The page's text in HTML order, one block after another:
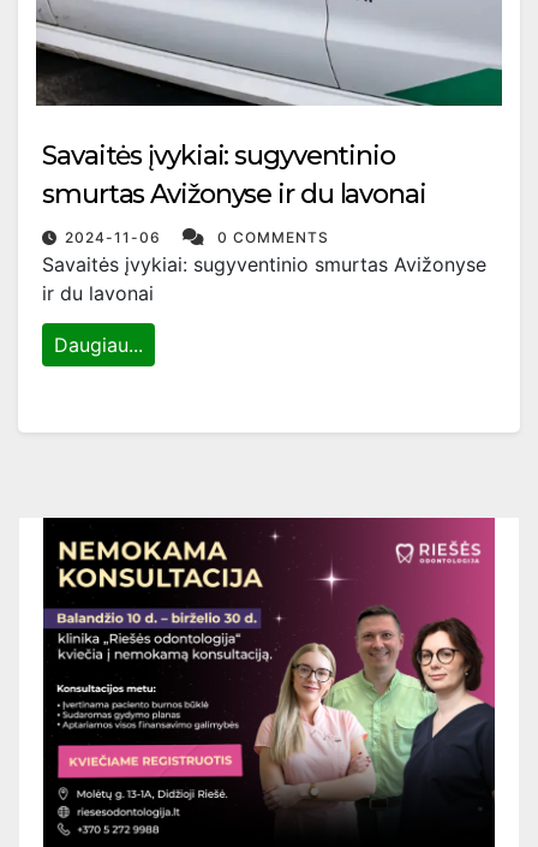
Savaitės įvykiai: sugyventinio
smurtas Avižonyse ir du lavonai
2024-11-06 0 COMMENTS
Savaitės įvykiai: sugyventinio smurtas Avižonyse
ir du lavonai
Daugiau...